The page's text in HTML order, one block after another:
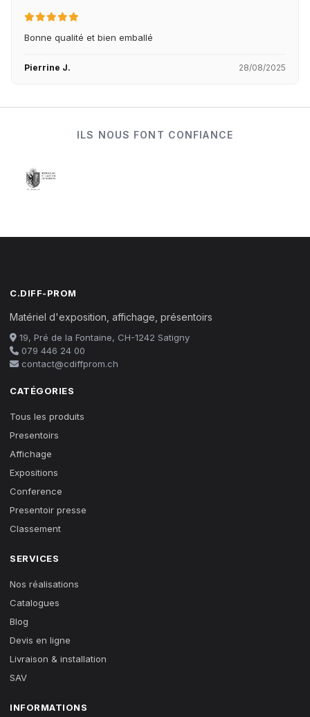
Bonne qualité et bien emballé
Pierrine J. 28/08/2025
ILS NOUS FONT CONFIANCE
C.DIFF-PROM
Matériel d'exposition, affichage, présentoirs
19, Pré de la Fontaine, CH-1242 Satigny
079 446 24 00
contact@cdiffprom.ch
CATÉGORIES
Tous les produits
Presentoirs
Affichage
Expositions
Conference
Presentoir presse
Classement
SERVICES
Nos réalisations
Catalogues
Blog
Devis en ligne
Livraison & installation
SAV
INFORMATIONS